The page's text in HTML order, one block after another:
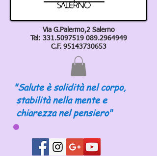
Via G.Palermo,2 Salerno
Tel: 331.5097519 089.2964949
C.F. 95143730653
"Salute è solidità nel corpo,
stabilità nella mente e
chiarezza nel pensiero"